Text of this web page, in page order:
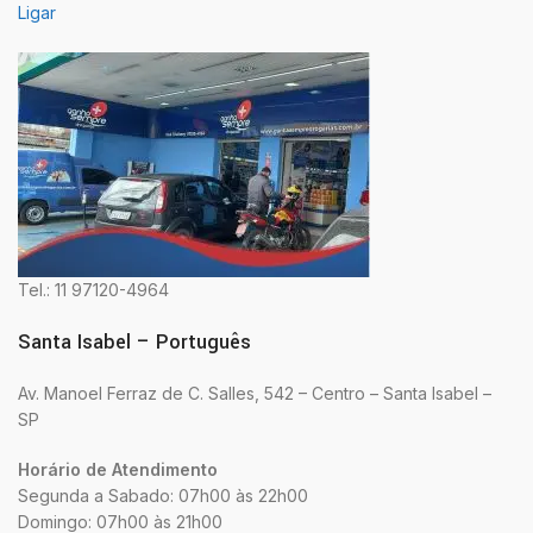
Ligar
Tel.: 11 97120-4964
Santa Isabel – Português
Av. Manoel Ferraz de C. Salles, 542 – Centro – Santa Isabel –
SP
Horário de Atendimento
Segunda a Sabado: 07h00 às 22h00
Domingo: 07h00 às 21h00